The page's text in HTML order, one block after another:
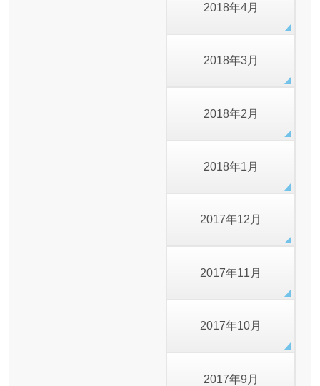
2018年4月
2018年3月
2018年2月
2018年1月
2017年12月
2017年11月
2017年10月
2017年9月